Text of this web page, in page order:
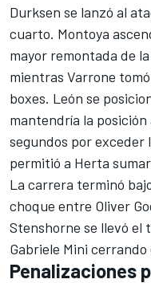
Durksen se lanzó al
cuarto. Montoya
mayor remontada de
mientras Varrone
boxes. León se
mantendría la
segundos por exceder
permitió a Herta
La carrera terminó
choque entre Oliver
Stenshorne se llevó el
Gabriele Mini cerrando
Penalizaciones